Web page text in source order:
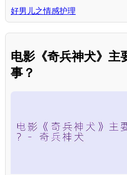
好男儿之情感护理
电影《奇兵神犬》主
事？